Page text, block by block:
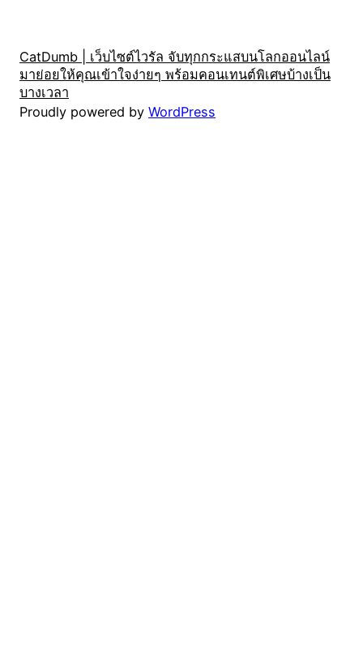
CatDumb | เว็บไซต์ไวรัล จับทุกกระแสบนโลกออนไลน์
มาย่อยให้คุณเข้าใจง่ายๆ พร้อมคอนเทนต์พิเศษบ้างเป็น
บางเวลา
Proudly powered by WordPress